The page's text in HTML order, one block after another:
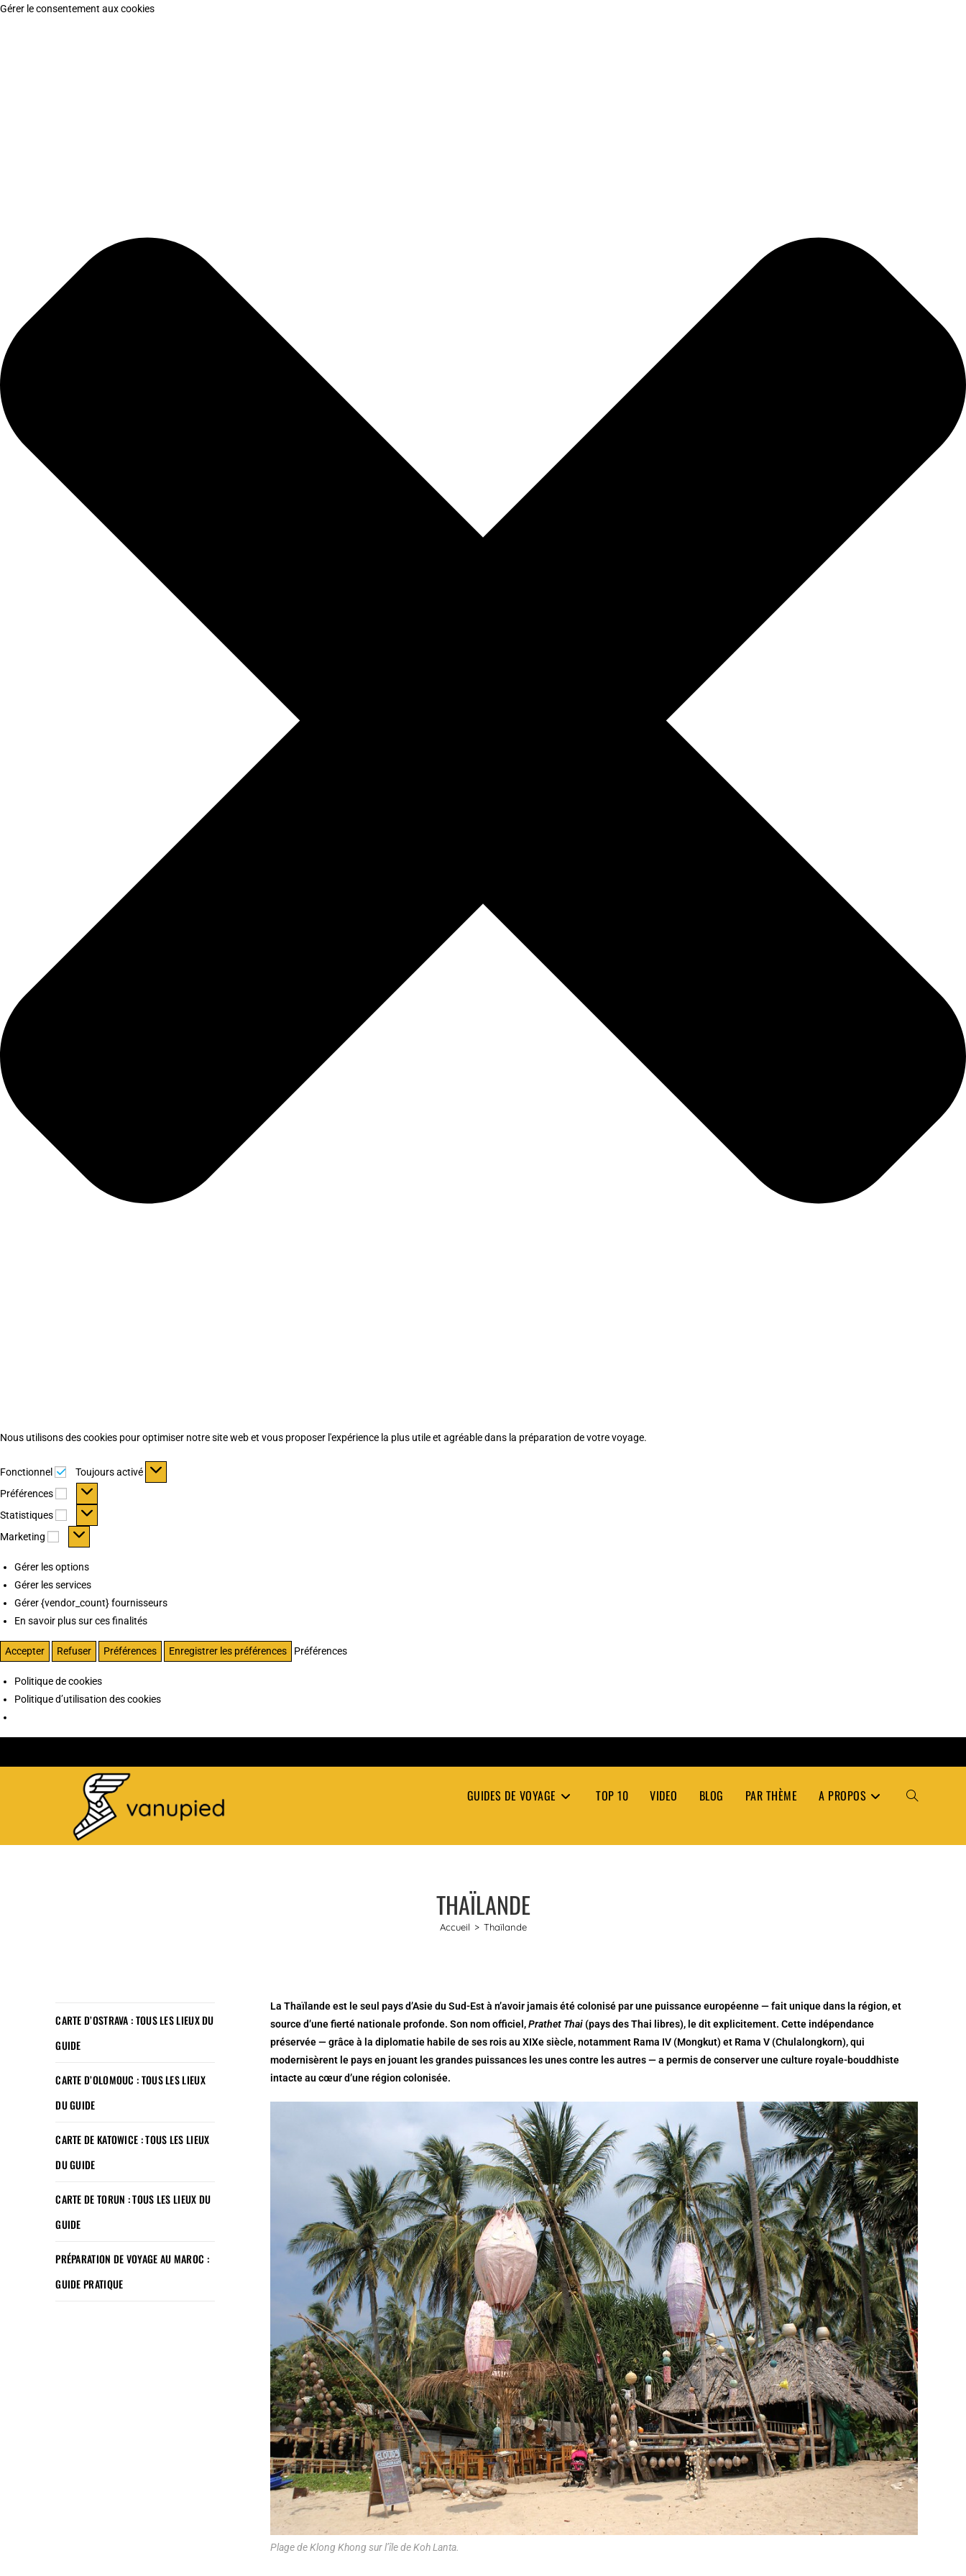
Gérer le consentement aux cookies
Nous utilisons des cookies pour optimiser notre site web et vous proposer l'expérience la plus utile et agréable dans la préparation de votre voyage.
Fonctionnel Fonctionnel
Toujours activé
Préférences
Préférences
Statistiques Statistiques
Marketing Marketing
Gérer les options
Gérer les services
Gérer {vendor_count} fournisseurs
En savoir plus sur ces finalités
Accepter Refuser Préférences Enregistrer les préférences Préférences
Politique de cookies
Politique d’utilisation des cookies
GUIDES DE VOYAGE TOP 10 VIDEO BLOG PAR THÈME A PROPOS TOGGLE
THAÏLANDE
Accueil > Thaïlande
La Thaïlande est le seul pays d’Asie du Sud-Est à n’avoir jamais été colonisé par une puissance européenne — fait unique dans la région, et
source d’une fierté nationale profonde. Son nom officiel,Prathet Thai(pays des Thai libres), le dit explicitement. Cette indépendance
préservée — grâce à la diplomatie habile de ses rois au XIXe siècle, notamment Rama IV (Mongkut) et Rama V (Chulalongkorn), qui
modernisèrent le pays en jouant les grandes puissances les unes contre les autres — a permis de conserver une culture royale-bouddhiste
intacte au cœur d’une région colonisée.
Plage de Klong Khong sur l’île de Koh Lanta.
CARTE D’OSTRAVA : TOUS LES LIEUX DU
GUIDE
CARTE D’OLOMOUC : TOUS LES LIEUX
DU GUIDE
CARTE DE KATOWICE : TOUS LES LIEUX
DU GUIDE
CARTE DE TORUN : TOUS LES LIEUX DU
GUIDE
PRÉPARATION DE VOYAGE AU MAROC :
GUIDE PRATIQUE